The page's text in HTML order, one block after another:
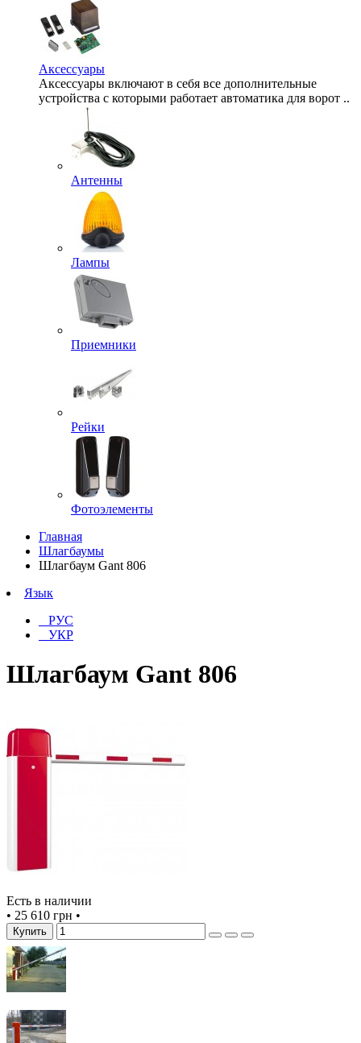
Аксессуары
Аксессуары включают в себя все дополнительные
устройства с которыми работает автоматика для ворот ..
Антенны
Лампы
Приемники
Рейки
Фотоэлементы
Главная
Шлагбаумы
Шлагбаум Gant 806
Язык
РУС
УКР
Шлагбаум Gant 806
Есть в наличии
• 25 610 грн •
Купить